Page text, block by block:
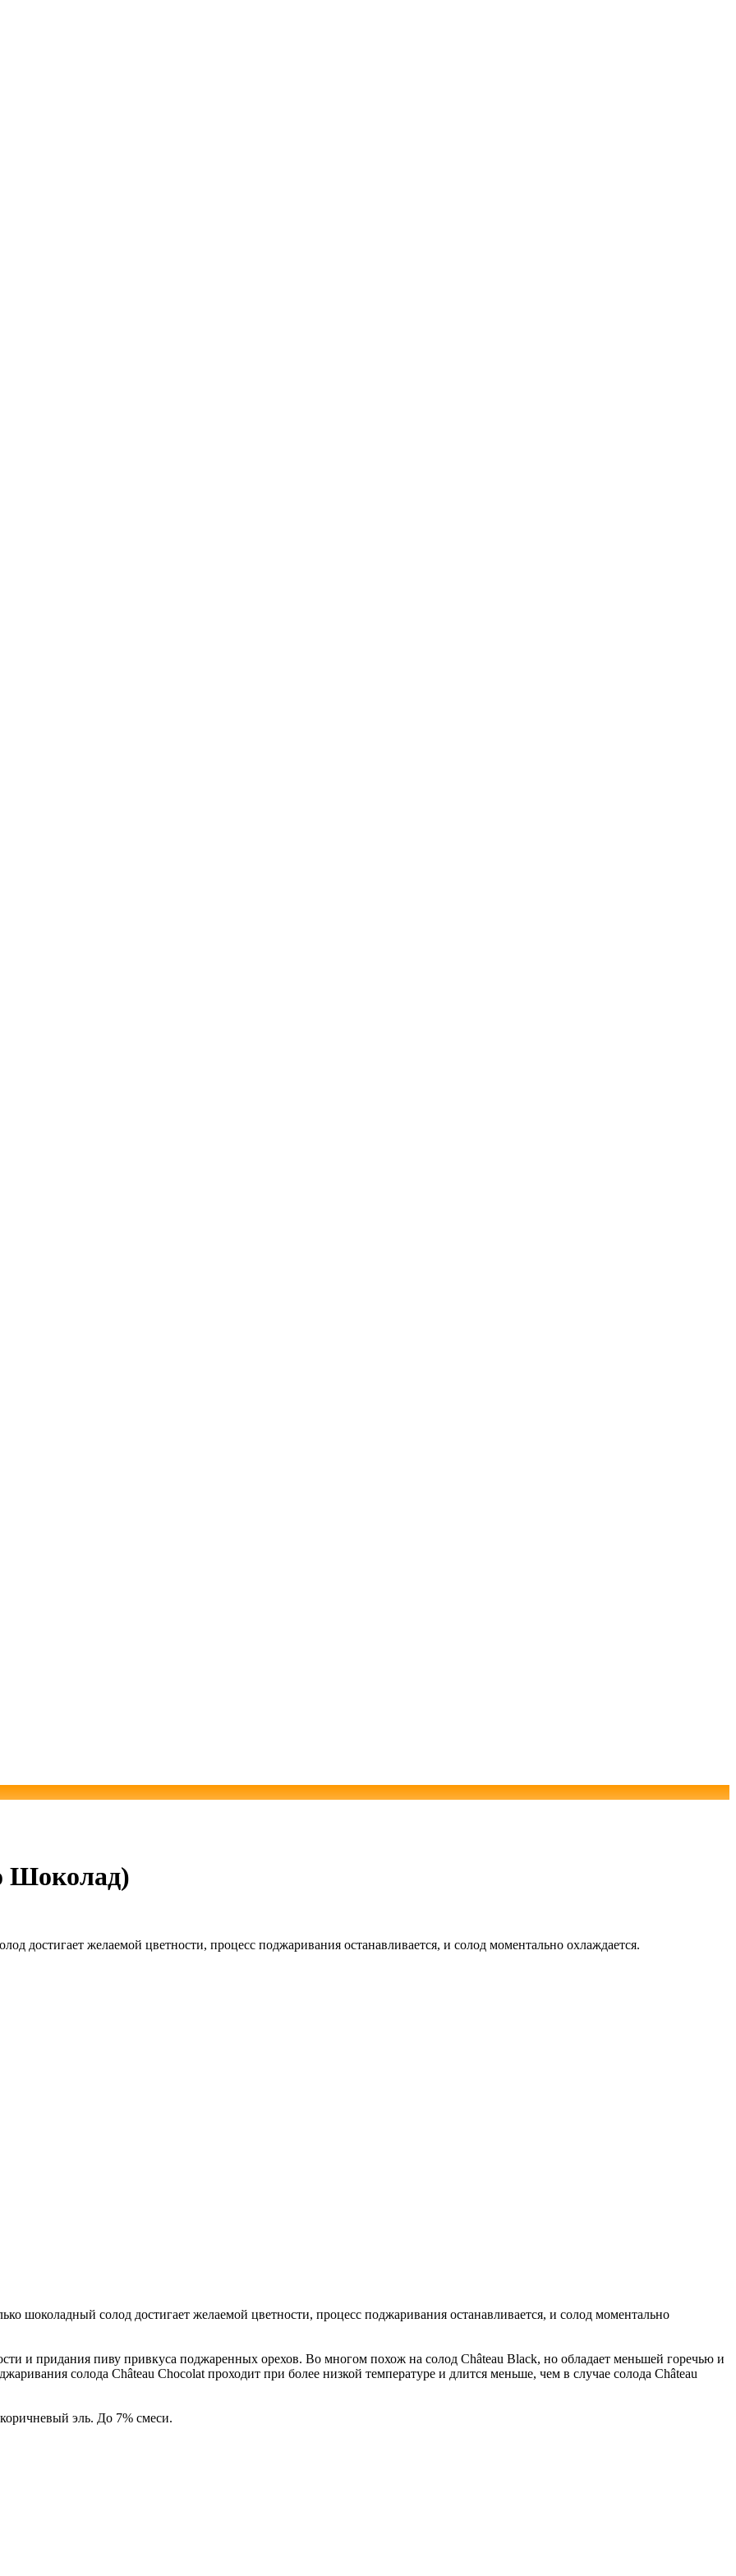
Шоколад)
достигает желаемой цветности, процесс поджаривания останавливается, и солод моментально охлаждается.
шоколадный солод достигает желаемой цветности, процесс поджаривания останавливается, и солод моментально
и придания пиву привкуса поджаренных орехов. Во многом похож на солод Château Black, но обладает меньшей горечью и
солода Château Chocolat проходит при более низкой температуре и длится меньше, чем в случае солода Château
эль. До 7% смеси.